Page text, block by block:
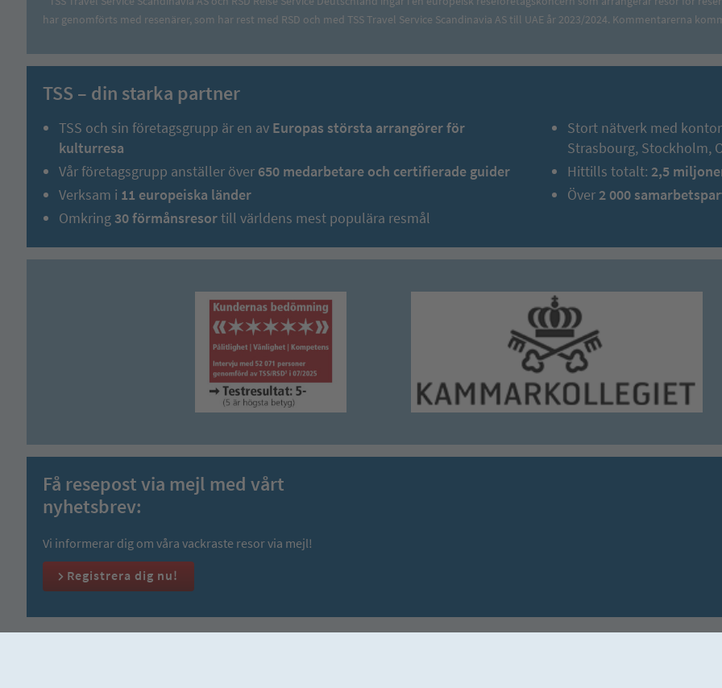
har genomförts med resenärer, som har rest med RSD och med TSS Travel Service Scandinavia AS till UAE år 2023/2024. Kommentarerna
TSS – din starka partner
TSS och sin företagsgrupp är en av Europas största arrangörer för
kulturresa
Vår företagsgrupp anställer över 650 medarbetare och certifierade guider
Verksam i 11 europeiska länder
Omkring 30 förmånsresortill världens mest populära resmål
Stort nätverk med
Strasbourg, Stockholm,
Hittills totalt:2,5
Över2 000
Få resepost via mejl med vårt
nyhetsbrev:
Vi informerar dig om våra vackraste resor via mejl!
Registrera dig nu!